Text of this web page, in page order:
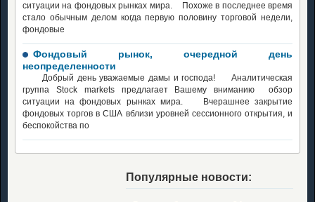
ситуации на фондовых рынках мира. Похоже в последнее время
стало обычным делом когда первую половину торговой недели,
фондовые
Фондовый рынок, очередной день
неопределенности
Добрый день уважаемые дамы и господа! Аналитическая
группа Stock markets предлагает Вашему вниманию обзор
ситуации на фондовых рынках мира. Вчерашнее закрытие
фондовых торгов в США вблизи уровней сессионного открытия, и
беспокойства по
Популярные новости: